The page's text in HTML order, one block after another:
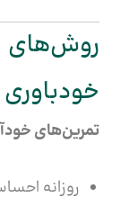
خودباوری
تمرین‌های
روزانه